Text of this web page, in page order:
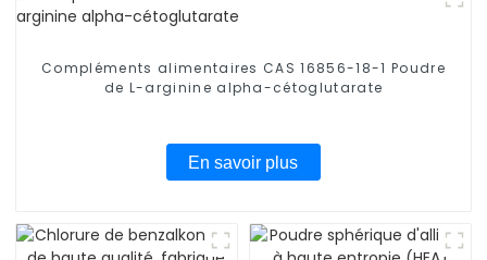
Compléments alimentaires CAS 16856-18-1 Poudre
de L-arginine alpha-cétoglutarate
En savoir plus